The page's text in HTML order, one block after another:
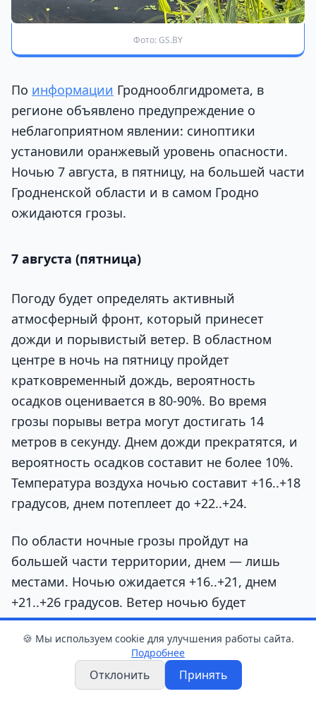
Фото: GS.BY
По информации Гроднооблгидромета, в
регионе объявлено предупреждение о
неблагоприятном явлении: синоптики
установили оранжевый уровень опасности.
Ночью 7 августа, в пятницу, на большей части
Гродненской области и в самом Гродно
ожидаются грозы.
7 августа (пятница)
Погоду будет определять активный
атмосферный фронт, который принесет
дожди и порывистый ветер. В областном
центре в ночь на пятницу пройдет
кратковременный дождь, вероятность
осадков оценивается в 80-90%. Во время
грозы порывы ветра могут достигать 14
метров в секунду. Днем дожди прекратятся, и
вероятность осадков составит не более 10%.
Температура воздуха ночью составит +16..+18
градусов, днем потеплеет до +22..+24.
По области ночные грозы пройдут на
большей части территории, днем — лишь
местами. Ночью ожидается +16..+21, днем
+21..+26 градусов. Ветер ночью будет
переменных направлений, а днем сменится
на северо-западный.
8-9 августа (суббота-воскресенье)
🍪 Мы используем cookie для улучшения работы сайта.
Подробнее
Отклонить Принять